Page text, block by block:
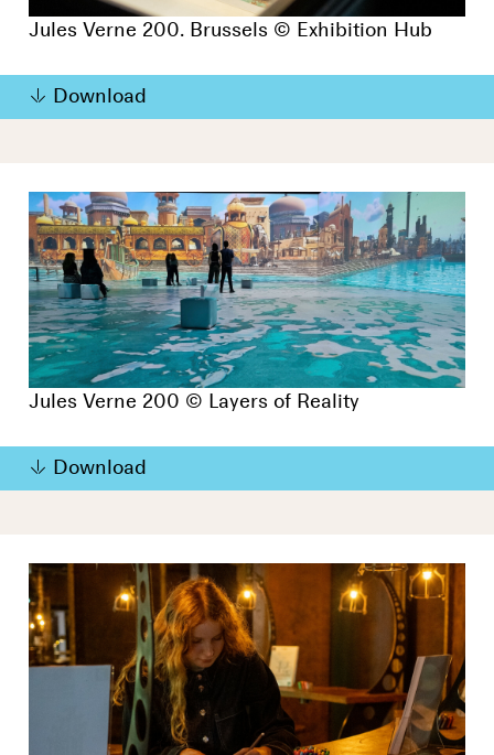
Jules Verne 200. Brussels © Exhibition Hub
Download
Jules Verne 200 © Layers of Reality
Download